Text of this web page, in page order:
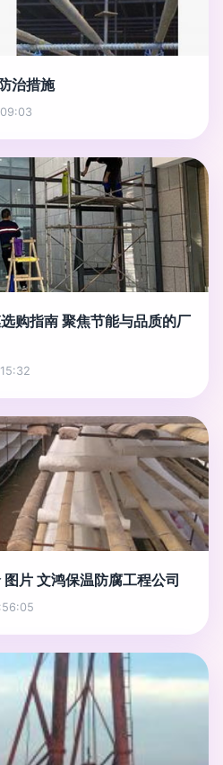
治措施
购指南 聚焦节能与品质的厂
片 文鸿保温防腐工程公司